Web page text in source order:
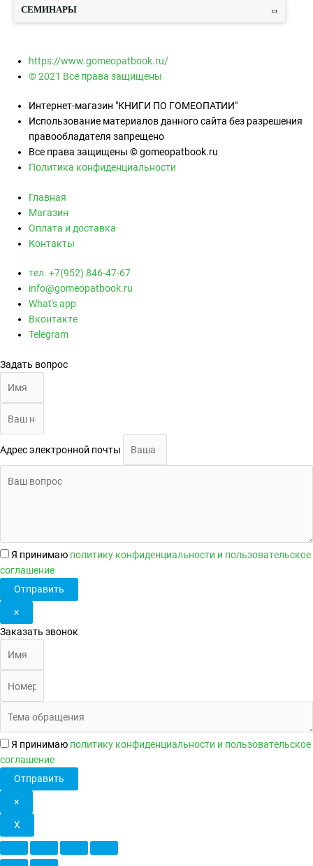
СЕМИНАРЫ
https://www.gomeopatbook.ru/
© 2021 Все права защищены
Интернет-магазин "КНИГИ ПО ГОМЕОПАТИИ"
Использование материалов данного сайта без разрешения
правообладателя запрещено
Все права защищены © gomeopatbook.ru
Политика конфиденциальности
Главная
Магазин
Оплата и доставка
Контакты
тел. +7(952) 846-47-67
info@gomeopatbook.ru
What's app
Вконтакте
Telegram
Задать вопрос
Адрес электронной почты
Я принимаю политику конфиденциальности и пользовательское
соглашение
Отправить
×
Заказать звонок
Я принимаю политику конфиденциальности и пользовательское
соглашение
Отправить
×
X